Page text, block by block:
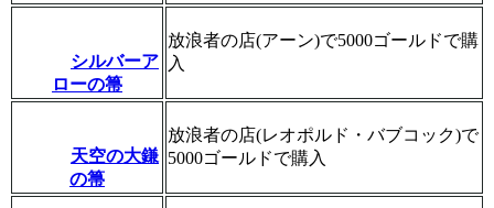
シルバーア
ローの箒
放浪者の店(アーン)で5000ゴールドで購
入
天空の大鎌
の箒
放浪者の店(レオポルド・バブコック)で
5000ゴールドで購入